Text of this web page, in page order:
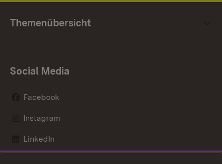
Themenübersicht
Social Media
Facebook
Instagram
LinkedIn